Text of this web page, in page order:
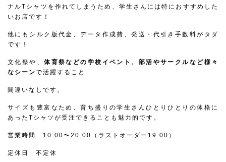
ナルTシャツを作れてしまうため、学生さんには特におすすめした
いお店です！
他にもシルク版代金、データ作成費、発送・代引き手数料がタダ
です！
文化祭や、体育祭などの学校イベント、部活やサークルなど様々
なシーンで活躍すること
間違いなしです。
サイズも豊富なため、育ち盛りの学生さんひとりひとりの体格に
あったTシャツが受注できることも魅力的です。
営業時間 10:00〜20:00（ラストオーダー19:00）
定休日 不定休